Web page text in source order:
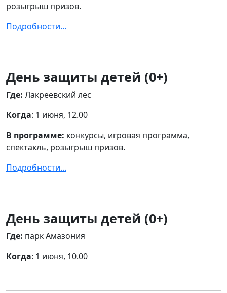
розыгрыш призов.
Подробности...
День защиты детей (0+)
Где: Лакреевский лес
Когда: 1 июня, 12.00
В программе: конкурсы, игровая программа,
спектакль, розыгрыш призов.
Подробности...
День защиты детей (0+)
Где: парк Амазония
Когда: 1 июня, 10.00